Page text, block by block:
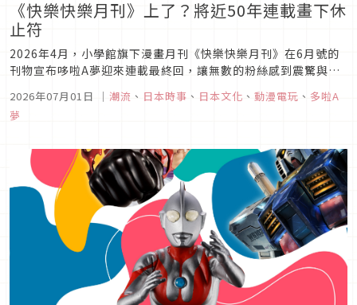
《快樂快樂月刊》上了？將近50年連載畫下休
止符
2026年4月，小學館旗下漫畫月刊《快樂快樂月刊》在6月號的
刊物宣布哆啦A夢迎來連載最終回，讓無數的粉絲感到震驚與悲
傷。但在6月中旬，隨著更多背後的原因被揭曉，讓之前才因為
掩蓋漫畫家前科的小學館，再次被推上了炎上的風口浪尖，讓我
們來看看究竟發生了什麼吧。
2026年07月01日 ｜ 潮流 、 日本時事 、 日本文化 、 動漫電玩 、 多啦A
夢